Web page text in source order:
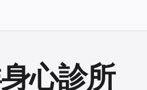
心診所